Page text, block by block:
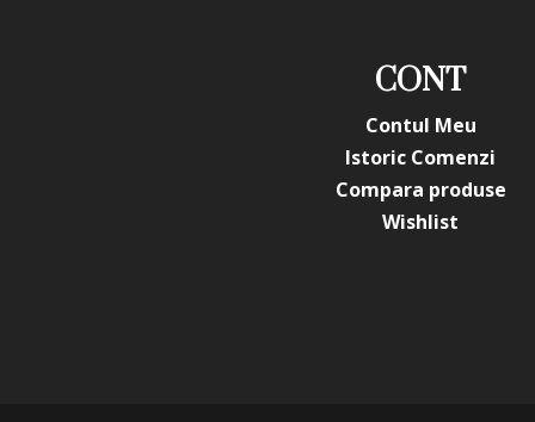
CONT
Contul Meu
Istoric Comenzi
Compara produse
Wishlist